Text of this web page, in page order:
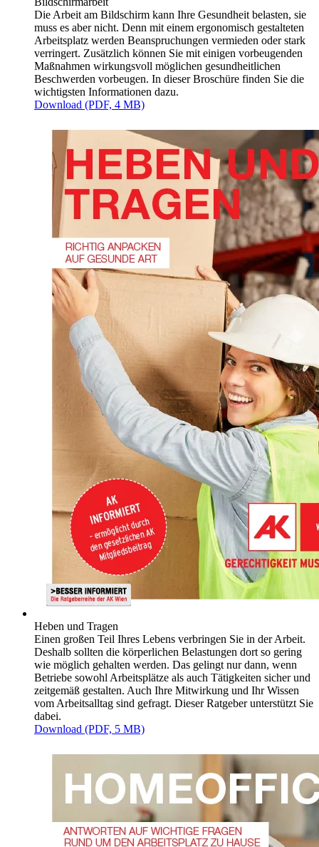
Die Arbeit am Bildschirm kann Ihre Gesundheit belasten, sie
muss es aber nicht. Denn mit einem ergonomisch gestalteten
Arbeitsplatz werden Beanspruchungen vermieden oder stark
verringert. Zusätzlich können Sie mit einigen vorbeugenden
Maßnahmen wirkungsvoll möglichen gesundheitlichen
Beschwerden vorbeugen. In dieser Broschüre finden Sie die
wichtigsten Informationen dazu.
Download (PDF, 4 MB)
Heben und Tragen
Einen großen Teil Ihres Lebens verbringen Sie in der Arbeit.
Deshalb sollten die körperlichen Belastungen dort so gering
wie möglich gehalten werden. Das gelingt nur dann, wenn
Betriebe sowohl Arbeitsplätze als auch Tätigkeiten sicher und
zeitgemäß gestalten. Auch Ihre Mitwirkung und Ihr Wissen
vom Arbeitsalltag sind gefragt. Dieser Ratgeber unterstützt Sie
dabei.
Download (PDF, 5 MB)